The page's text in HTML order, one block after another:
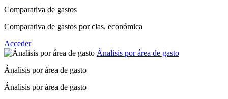
Comparativa de gastos
Comparativa de gastos por clas. económica
Acceder
Ánalisis por área de gasto
Ánalisis por área de gasto
Ánalisis por área de gasto